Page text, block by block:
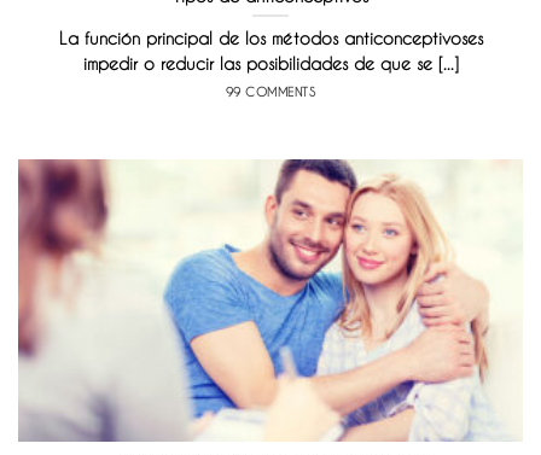
La función principal de los métodos anticonceptivoses
impedir o reducir las posibilidades de que se [...]
99 COMMENTS